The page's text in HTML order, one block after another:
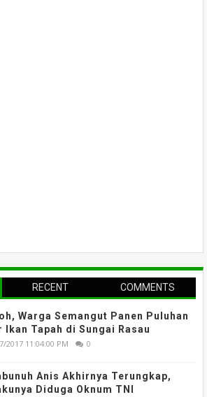
RECENT COMMENTS
Warga Semangut Panen Puluhan
Ikan Tapah di Sungai Rasau
2017 11:04:00 PM 0
Anis Akhirnya Terungkap,
Diduga Oknum TNI